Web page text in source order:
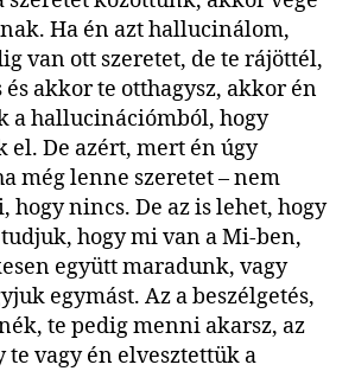
Ha én azt hallucinálom,
van ott szeretet, de te rájöttél,
akkor te otthagysz, akkor én
a hallucinációmból, hogy
De azért, mert én úgy
még lenne szeretet – nem
nincs. De az is lehet, hogy
hogy mi van a Mi-ben,
együtt maradunk, vagy
egymást. Az a beszélgetés,
te pedig menni akarsz, az
te vagy én elvesztettük a